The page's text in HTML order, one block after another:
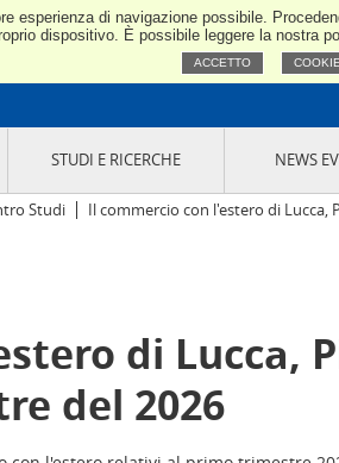
esperienza di navigazione possibile.
dispositivo. È possibile leggere la nostra
ACCETTO
Confindustria
DESIGNAZIONE
ORGANI DI CONTROLLO
COMITATO PICCOLA
INDUSTRIA
GIOVANI IMPRENDITORI
LA
GRUPPI
RISERVATI AI SOCI
STUDI E RICERCHE NEWS
NEWS EVENTI
Studi Il commercio con l'estero di Lucca,
di Lucca,
del 2026